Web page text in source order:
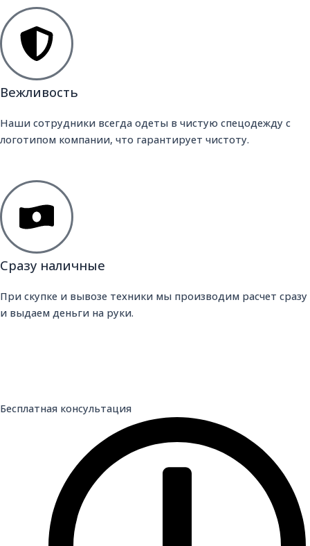
Вежливость
Наши сотрудники всегда одеты в чистую спецодежду с
логотипом компании, что гарантирует чистоту.
Сразу наличные
При скупке и вывозе техники мы производим расчет сразу
и выдаем деньги на руки.
Бесплатная консультация